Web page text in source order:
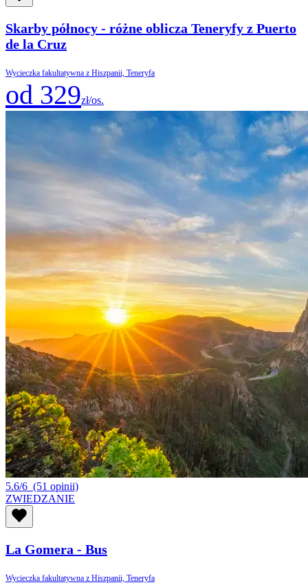
Skarby północy - różne oblicza Teneryfy z Puerto
de la Cruz
Wycieczka fakultatywna z Hiszpanii, Teneryfa
od 329zł/os.
5.6/6 (51 opinii)
ZWIEDZANIE
La Gomera - Bus
Wycieczka fakultatywna z Hiszpanii, Teneryfa